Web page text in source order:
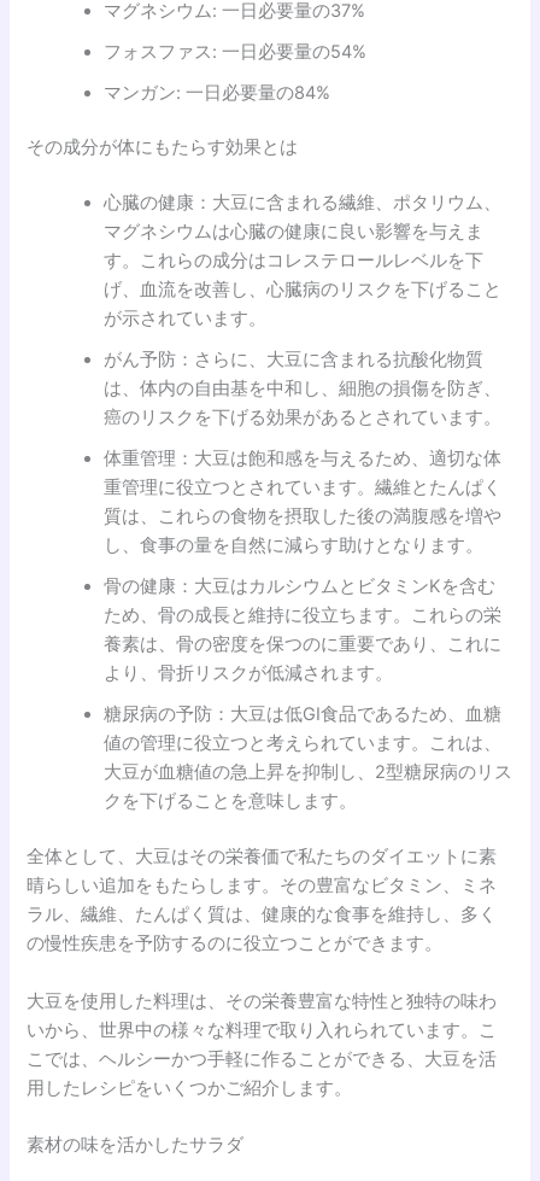
マグネシウム: 一日必要量の37%
フォスファス: 一日必要量の54%
マンガン: 一日必要量の84%
その成分が体にもたらす効果とは
心臓の健康：大豆に含まれる繊維、ポタリウム、
マグネシウムは心臓の健康に良い影響を与えま
す。これらの成分はコレステロールレベルを下
げ、血流を改善し、心臓病のリスクを下げること
が示されています。
がん予防：さらに、大豆に含まれる抗酸化物質
は、体内の自由基を中和し、細胞の損傷を防ぎ、
癌のリスクを下げる効果があるとされています。
体重管理：大豆は飽和感を与えるため、適切な体
重管理に役立つとされています。繊維とたんぱく
質は、これらの食物を摂取した後の満腹感を増や
し、食事の量を自然に減らす助けとなります。
骨の健康：大豆はカルシウムとビタミンKを含む
ため、骨の成長と維持に役立ちます。これらの栄
養素は、骨の密度を保つのに重要であり、これに
より、骨折リスクが低減されます。
糖尿病の予防：大豆は低GI食品であるため、血糖
値の管理に役立つと考えられています。これは、
大豆が血糖値の急上昇を抑制し、2型糖尿病のリス
クを下げることを意味します。
全体として、大豆はその栄養価で私たちのダイエットに素
晴らしい追加をもたらします。その豊富なビタミン、ミネ
ラル、繊維、たんぱく質は、健康的な食事を維持し、多く
の慢性疾患を予防するのに役立つことができます。
大豆を使用した料理は、その栄養豊富な特性と独特の味わ
いから、世界中の様々な料理で取り入れられています。こ
こでは、ヘルシーかつ手軽に作ることができる、大豆を活
用したレシピをいくつかご紹介します。
素材の味を活かしたサラダ